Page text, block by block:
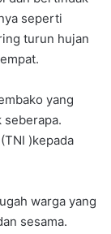
seperti
turun hujan
yang
seberapa.
)kepada
warga yang
sesama.